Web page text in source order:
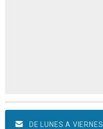
DE LUNES A VIERNES